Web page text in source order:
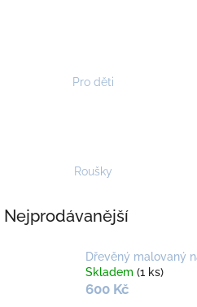
Pro děti
Roušky
Nejprodávanější
Dřevěný malovaný
Skladem (1 ks)
600 Kč